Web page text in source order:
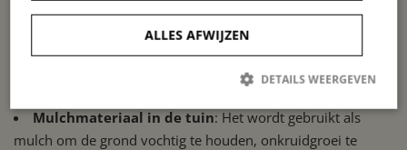
hierbij 4 voorbeelden:
: Zaagsel biedt een comfortabel en
hygiënisch ligbed voor vee, dankzij zijn zachte textuur en
Mulchmateriaal in de tuin: Het wordt gebruikt als
mulch om de grond vochtig te houden, onkruidgroei te
ALLES AFWIJZEN
DETAILS WEERGEVEN
Strikt noodzakelijk Prestatie Targeting
Functioneel